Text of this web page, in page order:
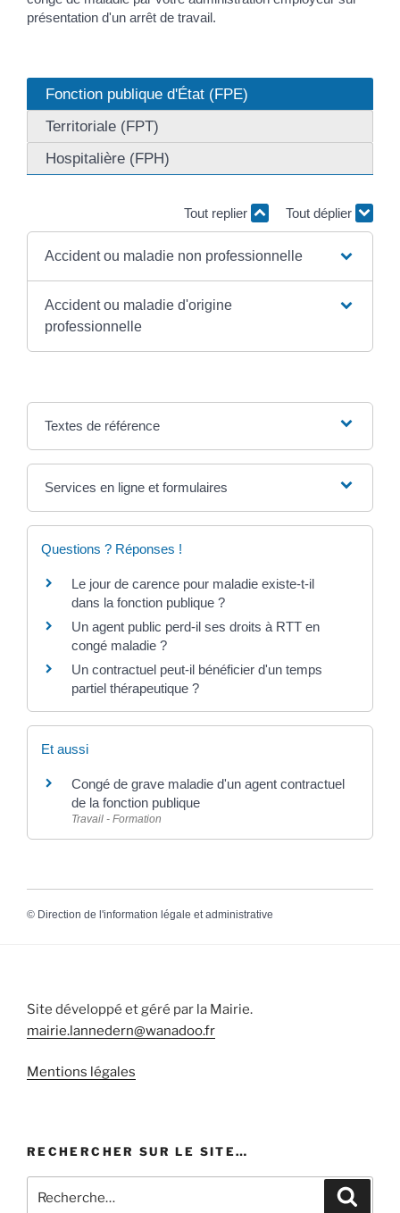
présentation d'un arrêt de travail.
Fonction publique d'État (FPE)
Territoriale (FPT)
Hospitalière (FPH)
Tout replier Tout déplier
Accident ou maladie non professionnelle
Accident ou maladie d'origine
professionnelle
Textes de référence
Services en ligne et formulaires
Questions ? Réponses !
Le jour de carence pour maladie existe-t-il
dans la fonction publique ?
Un agent public perd-il ses droits à RTT en
congé maladie ?
Un contractuel peut-il bénéficier d'un temps
partiel thérapeutique ?
Et aussi
Congé de grave maladie d'un agent contractuel
de la fonction publique
Travail - Formation
© Direction de l'information légale et administrative
Site développé et géré par la Mairie.
mairie.lannedern@wanadoo.fr
Mentions légales
RECHERCHER SUR LE SITE…
pour